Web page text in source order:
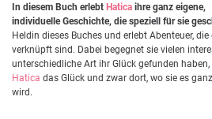
In diesem Buch erlebt Hatica ihre ganz eigene,
individuelle Geschichte, die speziell für sie
Heldin dieses Buches und erlebt Abenteuer,
verknüpft sind. Dabei begegnet sie vielen
unterschiedliche Art ihr Glück gefunden
Hatica das Glück und zwar dort, wo sie es
wird.